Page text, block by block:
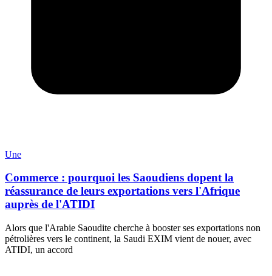
Une
Commerce : pourquoi les Saoudiens dopent la
réassurance de leurs exportations vers l'Afrique
auprès de l'ATIDI
Alors que l'Arabie Saoudite cherche à booster ses exportations non
pétrolières vers le continent, la Saudi EXIM vient de nouer, avec
ATIDI, un accord